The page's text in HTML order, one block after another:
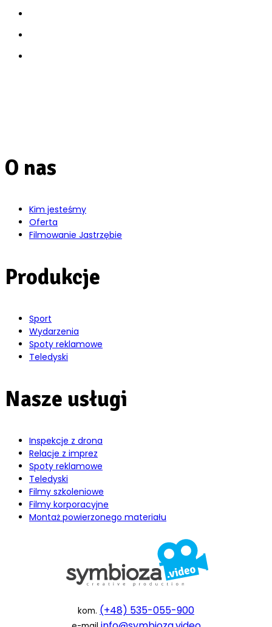
O nas
Kim jesteśmy
Oferta
Filmowanie Jastrzębie
Produkcje
Sport
Wydarzenia
Spoty reklamowe
Teledyski
Nasze usługi
Inspekcje z drona
Relacje z imprez
Spoty reklamowe
Teledyski
Filmy szkoleniowe
Filmy korporacyjne
Montaż powierzonego materiału
kom. (+48) 535-055-900